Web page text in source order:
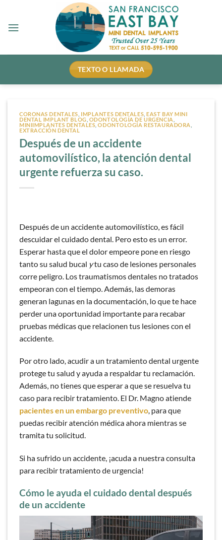
contenido
TEXTO O LLAMADA
CORONAS DENTALES IMPLANTES DENTALES ,EAST BAY MINI
DENTAL IMPLANT BLOG ODONTOLOGÍA DE URGENCIA
MINIIMPLANTES DENTALES ,ODONTOLOGÍA RESTAURADORA
EXTRACCIÓN DENTAL
Después de un accidente
automovilístico, la atención dental
urgente refuerza su caso.
Después de un accidente automovilístico, es fácil
descuidar el cuidado dental. Pero esto es un error.
Esperar hasta que el dolor empeore pone en riesgo
tanto su salud bucal ytu caso de lesiones personales
corre peligro. Los traumatismos dentales no tratados
empeoran con el tiempo. Además, las demoras
generan lagunas en la documentación, lo que te hace
perder una oportunidad importante para recabar
pruebas médicas que relacionen tus lesiones con el
accidente.
Por otro lado, acudir a un tratamiento dental urgente
protege tu salud y ayuda a respaldar tu reclamación.
Además, no tienes que esperar a que se resuelva tu
caso para recibir tratamiento. El Dr. Magno atiende
pacientes en un embargo preventivo, para que
puedas recibir atención médica ahora mientras se
tramita tu solicitud.
Si ha sufrido un accidente, ¡acuda a nuestra consulta
para recibir tratamiento de urgencia!
Cómo le ayuda el cuidado dental después
de un accidente